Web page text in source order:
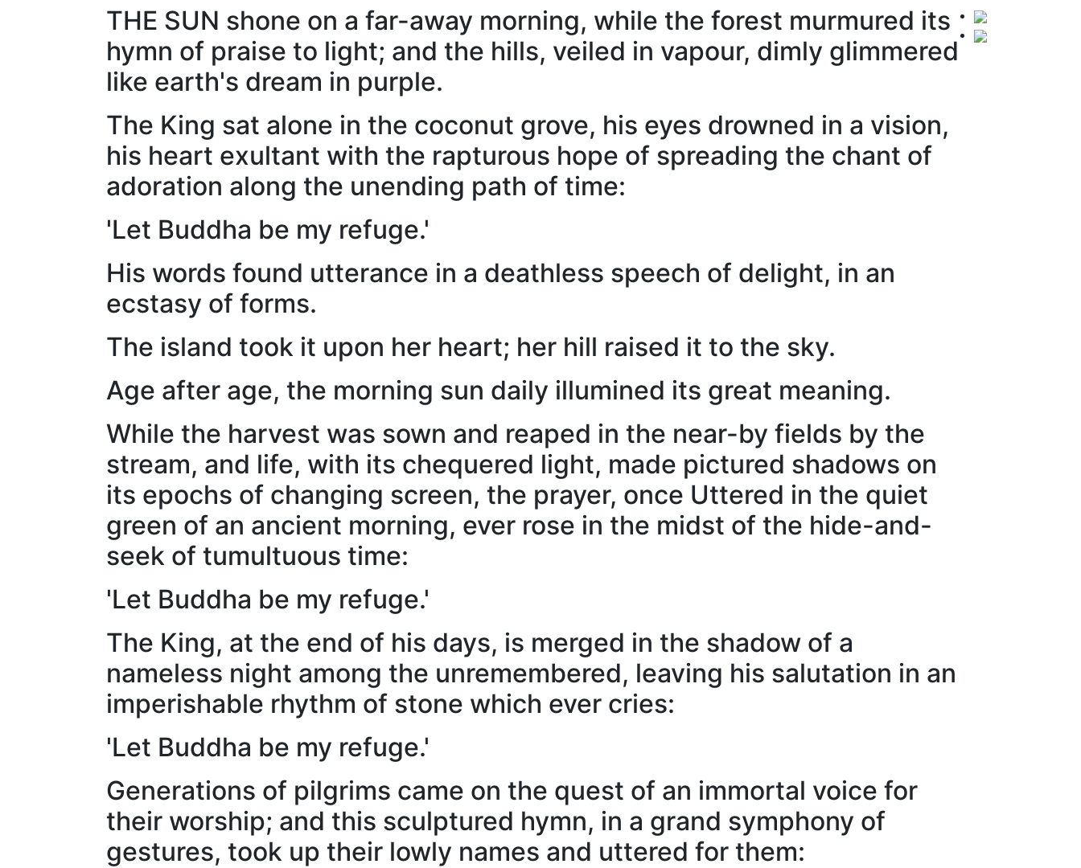
THE SUN shone on a far-away morning, while the forest murmured its
hymn of praise to light; and the hills, veiled in vapour, dimly glimmered
like earth's dream in purple.
The King sat alone in the coconut grove, his eyes drowned in a vision,
his heart exultant with the rapturous hope of spreading the chant of
adoration along the unending path of time:
'Let Buddha be my refuge.'
His words found utterance in a deathless speech of delight, in an
ecstasy of forms.
The island took it upon her heart; her hill raised it to the sky.
Age after age, the morning sun daily illumined its great meaning.
While the harvest was sown and reaped in the near-by fields by the
stream, and life, with its chequered light, made pictured shadows on
its epochs of changing screen, the prayer, once Uttered in the quiet
green of an ancient morning, ever rose in the midst of the hide-and-
seek of tumultuous time:
'Let Buddha be my refuge.'
The King, at the end of his days, is merged in the shadow of a
nameless night among the unremembered, leaving his salutation in an
imperishable rhythm of stone which ever cries:
'Let Buddha be my refuge.'
Generations of pilgrims came on the quest of an immortal voice for
their worship; and this sculptured hymn, in a grand symphony of
gestures, took up their lowly names and uttered for them: